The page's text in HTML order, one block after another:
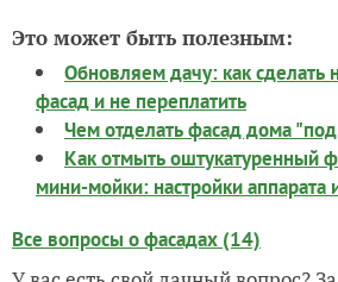
Это может быть полезным:
Обновляем дачу: как
фасад и не переплатить
Чем отделать фасад дома
Как отмыть оштукатуренный
мини-мойки: настройки аппарата
Все вопросы о фасадах (14)